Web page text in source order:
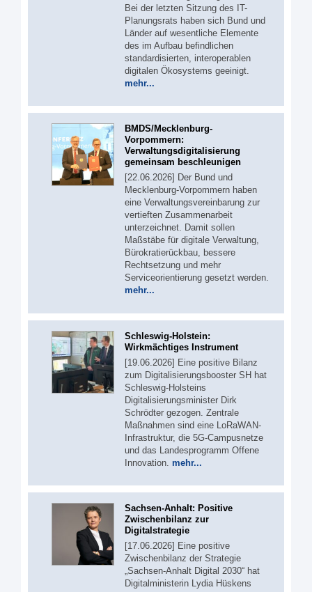
Bei der letzten Sitzung des IT-
Planungsrats haben sich Bund und
Länder auf wesentliche Elemente
des im Aufbau befindlichen
standardisierten, interoperablen
digitalen Ökosystems geeinigt.
mehr...
BMDS/Mecklenburg-
Vorpommern:
Verwaltungsdigitalisierung
gemeinsam beschleunigen
[22.06.2026] Der Bund und
Mecklenburg-Vorpommern haben
eine Verwaltungsvereinbarung zur
vertieften Zusammenarbeit
unterzeichnet. Damit sollen
Maßstäbe für digitale Verwaltung,
Bürokratierückbau, bessere
Rechtsetzung und mehr
Serviceorientierung gesetzt werden.
mehr...
Schleswig-Holstein:
Wirkmächtiges Instrument
[19.06.2026] Eine positive Bilanz
zum Digitalisierungsbooster SH hat
Schleswig-Holsteins
Digitalisierungsminister Dirk
Schrödter gezogen. Zentrale
Maßnahmen sind eine LoRaWAN-
Infrastruktur, die 5G-Campusnetze
und das Landesprogramm Offene
Innovation. mehr...
Sachsen-Anhalt: Positive
Zwischenbilanz zur
Digitalstrategie
[17.06.2026] Eine positive
Zwischenbilanz der Strategie
„Sachsen-Anhalt Digital 2030“ hat
Digitalministerin Lydia Hüskens